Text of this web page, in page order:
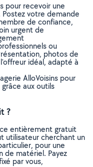
pour recevoir une
votre demande
de confiance,
urgent de
ou
photos de
idéal, adapté à
AlloVoisins pour
aux outils
?
entièrement gratuit
utilisateur cherchant un
pour une
de matériel. Payez
par vous,